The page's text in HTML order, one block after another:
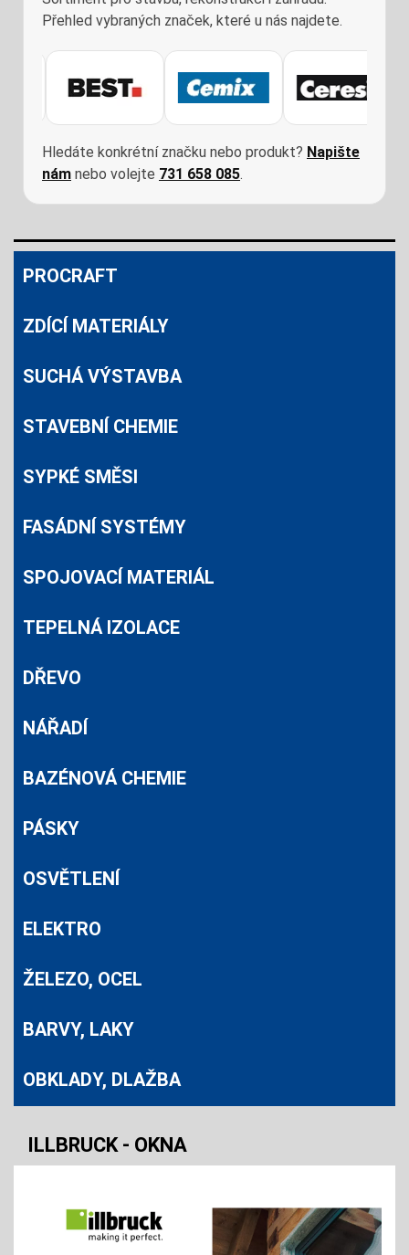
Skladem
349CZK
STATIV ALU 60-150CM ZÁVIT 5/8"
REDUKCE NA 1/4" 26219
Skladem
610CZK
321
28345
4 869
THERMOPAL-SR24 25 KG
643CZK
SHARE
CEYS MONTACK TURBO LEPÍ
SADA ÚDEROVÝCH HLAVIC
INDUSTRY PRODLOUŽENÝCH 1/
Skladem
885CZK
Přehled vybraných značek, které u nás najdete.
Hledáte konkrétní značku nebo produkt? Napište
nám nebo volejte 731 658 085.
PROCRAFT
ZDÍCÍ MATERIÁLY
SUCHÁ VÝSTAVBA
STAVEBNÍ CHEMIE
SYPKÉ SMĚSI
FASÁDNÍ SYSTÉMY
SPOJOVACÍ MATERIÁL
TEPELNÁ IZOLACE
DŘEVO
NÁŘADÍ
BAZÉNOVÁ CHEMIE
PÁSKY
OSVĚTLENÍ
ELEKTRO
ŽELEZO, OCEL
BARVY, LAKY
OBKLADY, DLAŽBA
ILLBRUCK - OKNA